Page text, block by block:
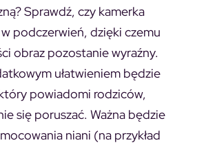
Sprawdź, czy kamerka
podczerwień, dzięki czemu
obraz pozostanie wyraźny.
ułatwieniem będzie
powiadomi rodziców,
się poruszać. Ważna będzie
niani (na przykład